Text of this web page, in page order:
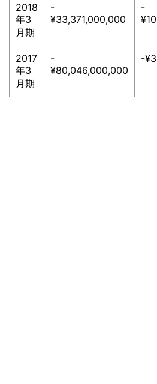
2018
年3
月期
-
¥33,371,000,000
-
2017
年3
月期
-
¥80,046,000,000
-